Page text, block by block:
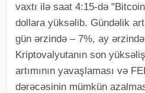
vaxtı ilə saat 4:15-də
dollara yüksəlib. Gündəlik
gün ərzində – 7%, ay
Kriptovalyutanın son
artımının yavaşlaması və
dərəcəsinin mümkün